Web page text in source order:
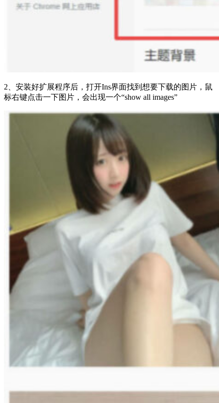
2、安装好扩展程序后，打开Ins界面找到想要下载的图片，鼠
标右键点击一下图片，会出现一个“show all images”